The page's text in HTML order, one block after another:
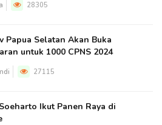
28305
Papua Selatan Akan Buka
untuk 1000 CPNS 2024
27115
Ikut Panen Raya di